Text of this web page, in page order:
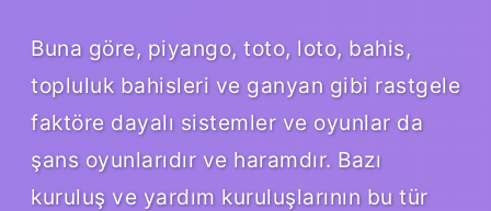
Buna göre, piyango, toto, loto, bahis,
topluluk bahisleri ve ganyan gibi rastgele
faktöre dayalı sistemler ve oyunlar da
şans oyunlarıdır ve haramdır. Bazı
kuruluş ve yardım kuruluşlarının bu tür